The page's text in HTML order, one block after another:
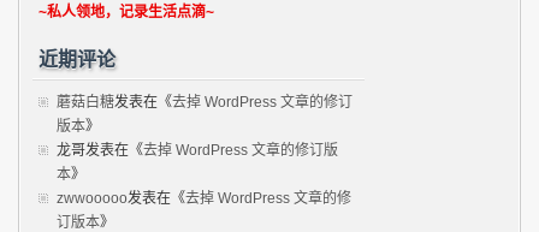
~私人领地，记录生活点滴~
近期评论
蘑菇白糖发表在《去掉 WordPress 文章的修订
版本》
龙哥发表在《去掉 WordPress 文章的修订版
本》
zwwooooo发表在《去掉 WordPress 文章的修
订版本》